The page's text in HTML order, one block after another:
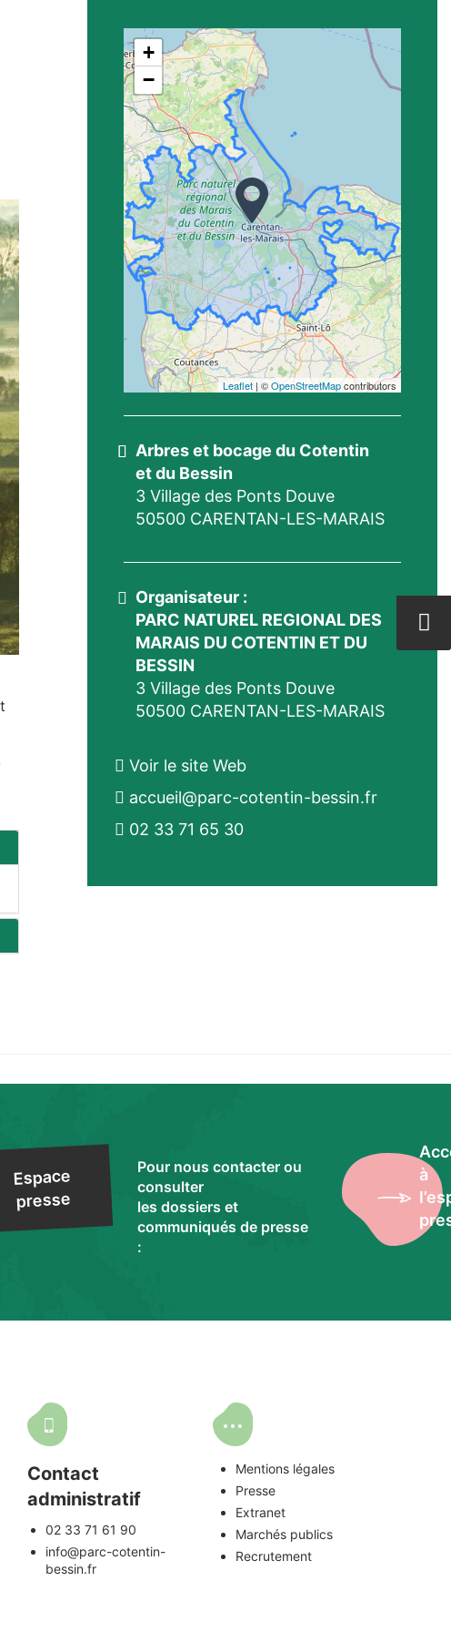
+
−
Leaflet| ©OpenStreetMapcontributors
Arbres et bocage du Cotentin
et du Bessin
3 Village des Ponts Douve
50500 CARENTAN-LES-MARAIS
Organisateur :
PARC NATUREL REGIONAL DES
MARAIS DU COTENTIN ET DU
BESSIN
3 Village des Ponts Douve
50500 CARENTAN-LES-MARAIS
Voir le site Web
accueil@parc-cotentin-bessin.fr
02 33 71 65 30
Espace
presse
Pour nous contacter ou
consulter
les dossiers et
communiqués de presse
:
à
Contact
administratif
02 33 71 61 90
info@parc-cotentin-
bessin.fr
Mentions légales
Presse
Extranet
Marchés publics
Recrutement